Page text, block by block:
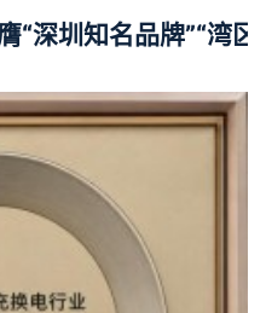
“深圳知名品牌”“湾